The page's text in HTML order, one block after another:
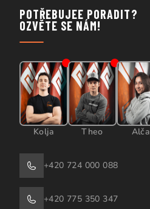
POTŘEBUJEE PORADIT?
OZVĚTE SE NÁM!
Kolja Theo Alča
+420 724 000 088
+420 775 350 347